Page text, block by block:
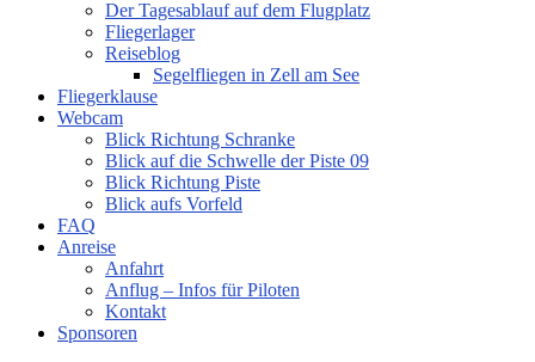
Der Tagesablauf auf dem Flugplatz
Fliegerlager
Reiseblog
Segelfliegen in Zell am See
Fliegerklause
Webcam
Blick Richtung Schranke
Blick auf die Schwelle der Piste 09
Blick Richtung Piste
Blick aufs Vorfeld
FAQ
Anreise
Anfahrt
Anflug – Infos für Piloten
Kontakt
Sponsoren